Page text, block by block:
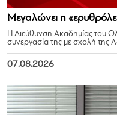
Μεγαλώνει η
Η Διεύθυνση Ακαδημίας του
συνεργασία της με σχολή της
07.08.2026